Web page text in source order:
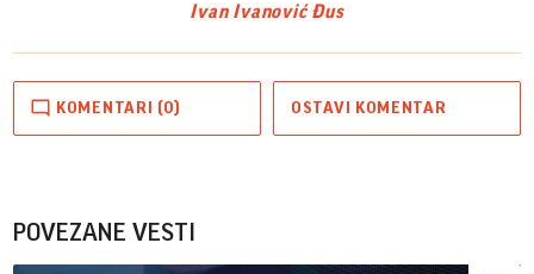
Ivan Ivanović Đus
KOMENTARI (0) OSTAVI KOMENTAR
POVEZANE VESTI